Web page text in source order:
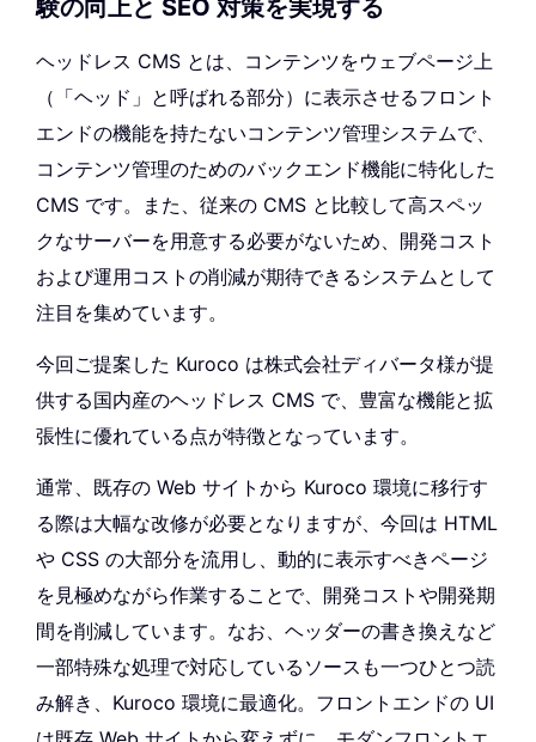
験の向上と SEO 対策を実現する
ヘッドレス CMS とは、コンテンツをウェブページ上
（「ヘッド」と呼ばれる部分）に表示させるフロント
エンドの機能を持たないコンテンツ管理システムで、
コンテンツ管理のためのバックエンド機能に特化した
CMS です。また、従来の CMS と比較して高スペッ
クなサーバーを用意する必要がないため、開発コスト
および運用コストの削減が期待できるシステムとして
注目を集めています。
今回ご提案した Kuroco は株式会社ディバータ様が提
供する国内産のヘッドレス CMS で、豊富な機能と拡
張性に優れている点が特徴となっています。
通常、既存の Web サイトから Kuroco 環境に移行す
る際は大幅な改修が必要となりますが、今回は HTML
や CSS の大部分を流用し、動的に表示すべきページ
を見極めながら作業することで、開発コストや開発期
間を削減しています。なお、ヘッダーの書き換えなど
一部特殊な処理で対応しているソースも一つひとつ読
み解き、Kuroco 環境に最適化。フロントエンドの UI